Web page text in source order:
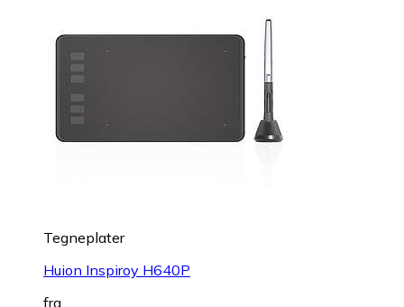
Tegneplater
Huion Inspiroy H640P
fra